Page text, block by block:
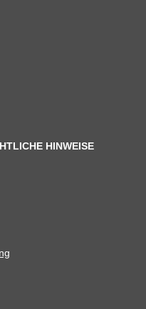
HINWEISE